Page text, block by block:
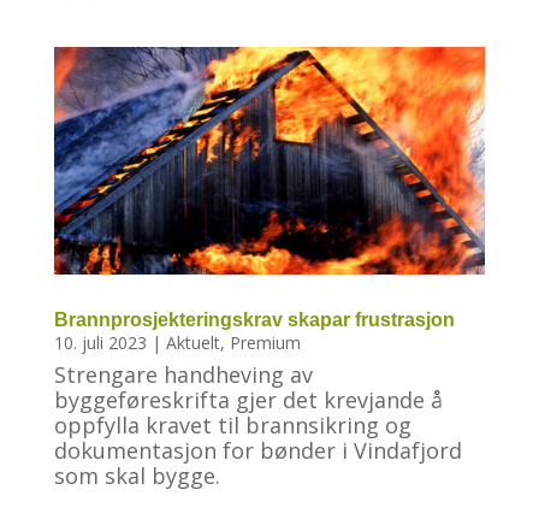
Brannprosjekteringskrav skapar frustrasjon
10. juli 2023 | Aktuelt, Premium
Strengare handheving av
byggeføreskrifta gjer det krevjande å
oppfylla kravet til brannsikring og
dokumentasjon for bønder i Vindafjord
som skal bygge.